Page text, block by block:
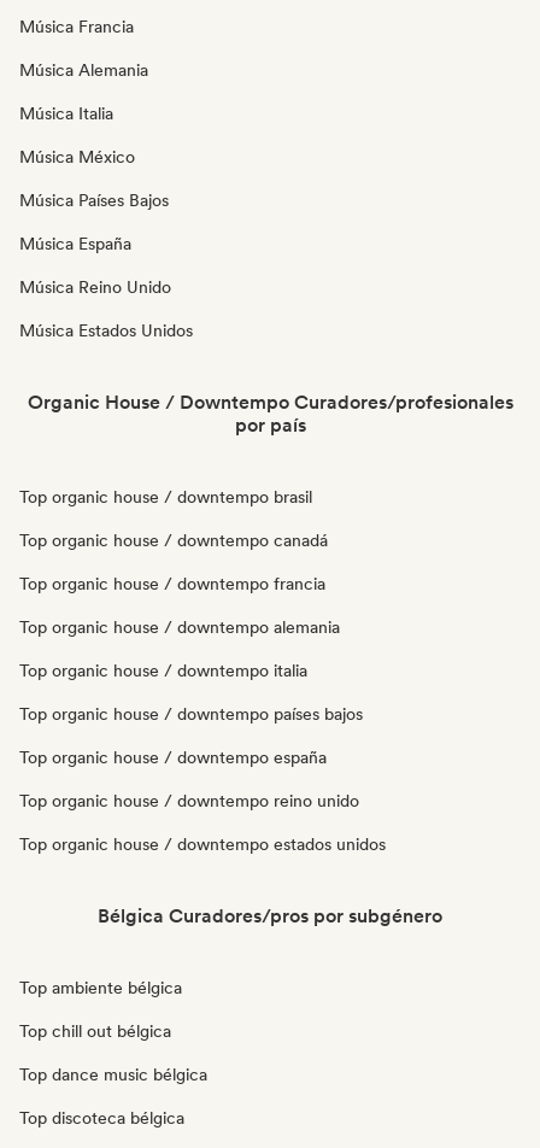
Música Francia
Música Alemania
Música Italia
Música México
Música Países Bajos
Música España
Música Reino Unido
Música Estados Unidos
Organic House / Downtempo Curadores/profesionales
por país
Top organic house / downtempo brasil
Top organic house / downtempo canadá
Top organic house / downtempo francia
Top organic house / downtempo alemania
Top organic house / downtempo italia
Top organic house / downtempo países bajos
Top organic house / downtempo españa
Top organic house / downtempo reino unido
Top organic house / downtempo estados unidos
Bélgica Curadores/pros por subgénero
Top ambiente bélgica
Top chill out bélgica
Top dance music bélgica
Top discoteca bélgica